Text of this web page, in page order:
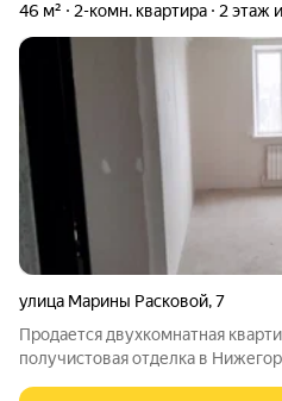
46 м² 2-комн. квартира 2 этаж
улица Марины Расковой,7
Продается двухкомнатная
получистовая отделка в